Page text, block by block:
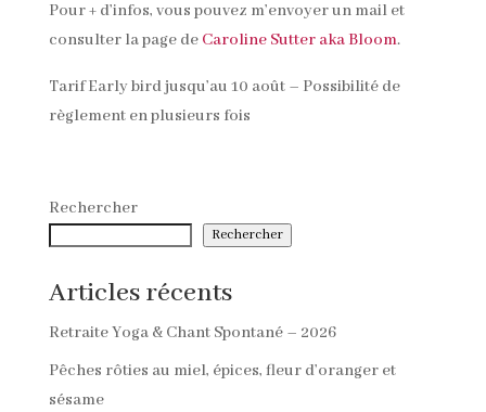
Pour + d’infos, vous pouvez m’envoyer un mail et
consulter la page de Caroline Sutter aka Bloom.
Tarif Early bird jusqu’au 10 août – Possibilité de
règlement en plusieurs fois
Rechercher
Rechercher
Articles récents
Retraite Yoga & Chant Spontané – 2026
Pêches rôties au miel, épices, fleur d’oranger et
sésame